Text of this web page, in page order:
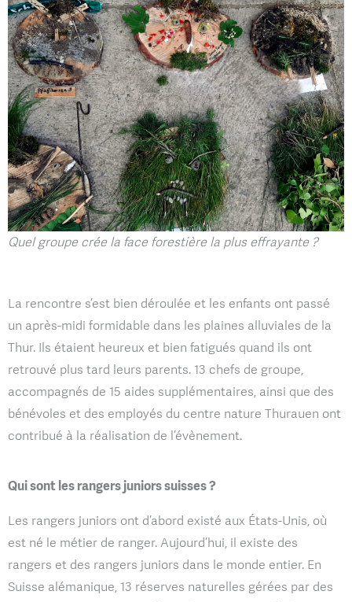
Quel groupe crée la face forestière la plus effrayante ?
La rencontre s’est bien déroulée et les enfants ont passé
un après-midi formidable dans les plaines alluviales de la
Thur. Ils étaient heureux et bien fatigués quand ils ont
retrouvé plus tard leurs parents. 13 chefs de groupe,
accompagnés de 15 aides supplémentaires, ainsi que des
bénévoles et des employés du centre nature Thurauen ont
contribué à la réalisation de l’évènement.
Qui sont les rangers juniors suisses ?
Les rangers juniors ont d’abord existé aux États-Unis, où
est né le métier de ranger. Aujourd’hui, il existe des
rangers et des rangers juniors dans le monde entier. En
Suisse alémanique, 13 réserves naturelles gérées par des